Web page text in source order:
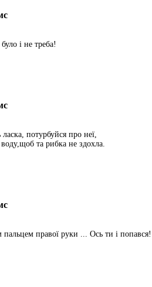
і не треба!
потурбуйся про неї,
та рибка не здохла.
правої руки ... Ось ти і попався!